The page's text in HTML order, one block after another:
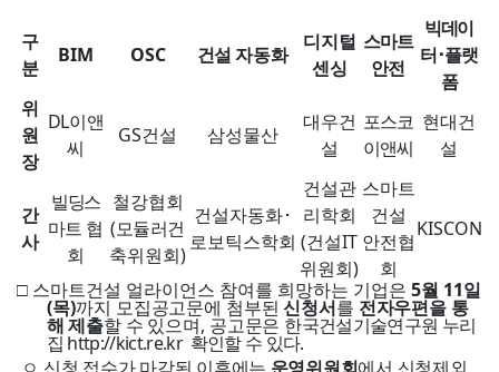
구
분
BIM OSC 건설 자동화
디지털
센싱
스마트
안전
빅데이
터･플랫
폼
위
원
장
DL이앤
씨
GS건설 삼성물산
대우건
설
포스코
이앤씨
현대건
설
간
사
빌딩스
마트협
회
철강협회
(모듈러건
축위원회)
건설자동화･
로보틱스학회
건설관
리학회
(건설IT
위원회)
스마트
건설
안전협
회
KISCON
□ 스마트건설 얼라이언스 참여를 희망하는 기업은 5월 11일
(목)까지 모집공고문에 첨부된신청서를 전자우편을 통
해 제출할 수 있으며, 공고문은 한국건설기술연구원 누리
집 http://kict.re.kr 확인할 수 있다.